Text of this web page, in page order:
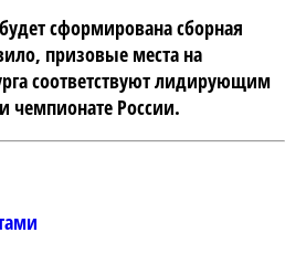
сформирована сборная
призовые места на
соответствуют лидирующим
чемпионате России.